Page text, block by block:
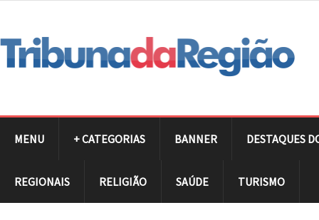
MENU + CATEGORIAS BANNER DESTAQUES
REGIONAIS RELIGIÃO SAÚDE TURISMO